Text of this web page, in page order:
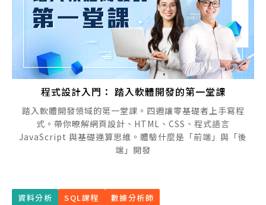
程式設計入門： 踏入軟體開發的第一堂課
踏入軟體開發領域的第一堂課。四週讓零基礎者上手寫程
式。帶你暸解網頁設計、HTML、CSS、程式語言
JavaScript 與基礎運算思維。體驗什麼是「前端」與「後
端」開發
資料分析 SQL課程 數據分析師